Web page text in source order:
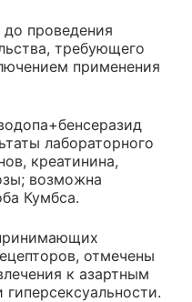
проведения
требующего
применения
лабораторного
креатинина,
возможна
Кумбса.
отмечены
к азартным